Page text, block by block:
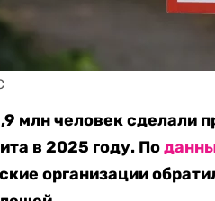
млн человек сделали
в 2025 году. По
организации